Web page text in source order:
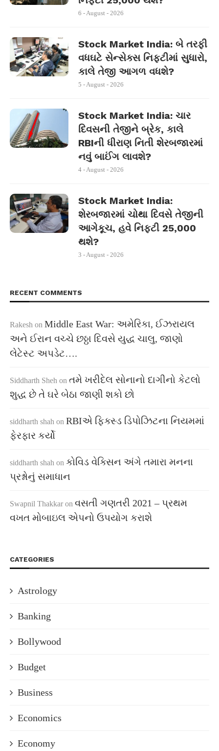
6 - August - 2026
Stock Market India: બે તરફી
વધઘટે સેન્સેક્સ નિફ્ટીમાં સુધારો,
કાલે તેજી આગળ વધશે?
5 - August - 2026
Stock Market India: ચાર
દિવસની તેજીને બ્રેક, કાલે
RBIની ધીરાણ નિતી શેરબજારમાં
નવું બાઈંગ લાવશે?
4 - August - 2026
Stock Market India:
શેરબજારમાં ચોથા દિવસે તેજીની
આગેકૂચ, હવે નિફ્ટી 25,000
થશે?
3 - August - 2026
RECENT COMMENTS
Rakesh on Middle East War: અમેરિકા, ઈઝરાયલ
અને ઈરાન વચ્ચે છઠ્ઠા દિવસે યુદ્ધ ચાલુ, જાણો
લેટેસ્ટ અપડેટ….
Siddharth Sheh on તમે ખરીદેલ સોનાનો દાગીનો કેટલો
શુદ્ધ છે તે ઘરે બેઠા જાણી શકો છો
siddharth shah on RBIએ ફિક્સ્ડ ડિપોઝિટના નિયમમાં
ફેરફાર કર્યો
siddharth shah on કોવિડ વેક્સિન અંગે તમારા મનના
પ્રશ્નોનું સમાધાન
Swapnil Thakkar on વસતી ગણતરી 2021 – પ્રથમ
વખત મોબાઇલ એપનો ઉપયોગ કરાશે
CATEGORIES
Astrology
Banking
Bollywood
Budget
Business
Economics
Economy